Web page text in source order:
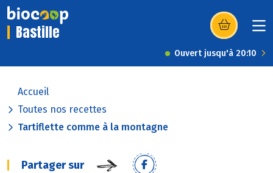
Bastille (s’ouvre dans
Ouvert jusqu'à 20:10
Accueil
Toutes nos recettes
Tartiflette comme à la montagne
Partager sur